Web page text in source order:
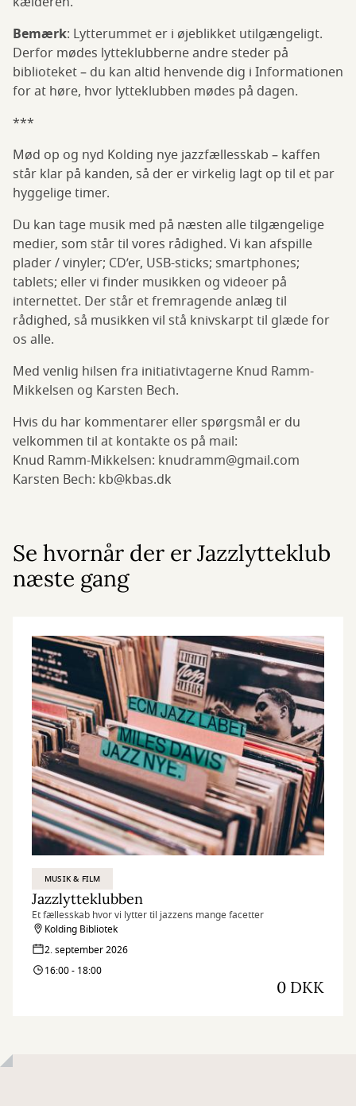
Bemærk: Lytterummet er i øjeblikket utilgængeligt.
Derfor mødes lytteklubberne andre steder på
biblioteket – du kan altid henvende dig i Informationen
for at høre, hvor lytteklubben mødes på dagen.
***
Mød op og nyd Kolding nye jazzfællesskab – kaffen
står klar på kanden, så der er virkelig lagt op til et par
hyggelige timer.
Du kan tage musik med på næsten alle tilgængelige
medier, som står til vores rådighed. Vi kan afspille
plader / vinyler; CD’er, USB-sticks; smartphones;
tablets; eller vi finder musikken og videoer på
internettet. Der står et fremragende anlæg til
rådighed, så musikken vil stå knivskarpt til glæde for
os alle.
Med venlig hilsen fra initiativtagerne Knud Ramm-
Mikkelsen og Karsten Bech.
Hvis du har kommentarer eller spørgsmål er du
velkommen til at kontakte os på mail:
Knud Ramm-Mikkelsen: knudramm@gmail.com
Karsten Bech: kb@kbas.dk
Se hvornår der er Jazzlytteklub
næste gang
MUSIK & FILM
Jazzlytteklubben
Et fællesskab hvor vi lytter til jazzens mange facetter
Kolding Bibliotek
2. september 2026
16:00 - 18:00
0 DKK